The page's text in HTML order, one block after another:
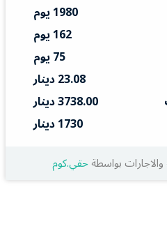
1980 يوم
162 يوم
75 يوم
23.08 دينار
3738.00 دينار
1730 دينار
بواسطةحقي.كوم